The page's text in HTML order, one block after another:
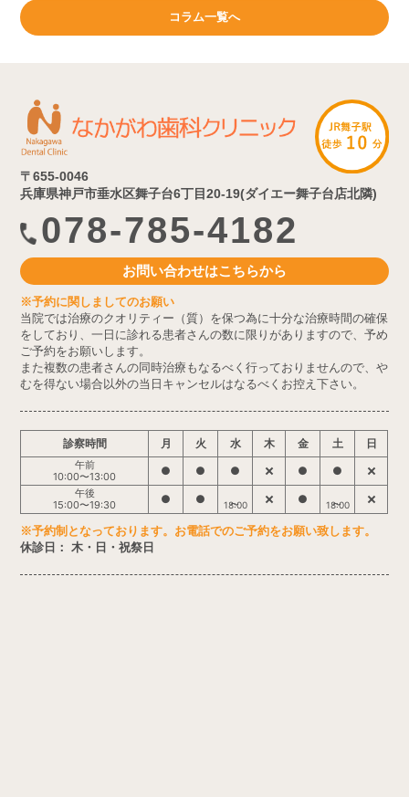
コラム一覧へ
〒655-0046
兵庫県神戸市垂水区舞子台6丁目20-19(ダイエー舞子台店北隣)
078-785-4182
お問い合わせはこちらから
※予約に関しましてのお願い
当院では治療のクオリティー（質）を保つ為に十分な治療時間の確保
をしており、一日に診れる患者さんの数に限りがありますので、予め
ご予約をお願いします。
また複数の患者さんの同時治療もなるべく行っておりませんので、や
むを得ない場合以外の当日キャンセルはなるべくお控え下さい。
診察時間 月 火 水 木 金 土 日
午前
10:00〜13:00
● ● ● ● ●
午後
15:00〜19:30
● ● 18:00 ● 18:00
※予約制となっております。お電話でのご予約をお願い致します。
休診日： 木・日・祝祭日